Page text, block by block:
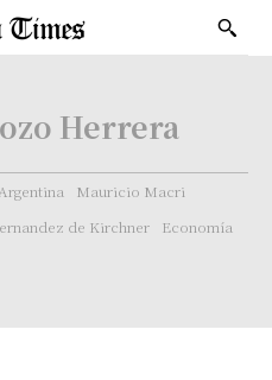
Herrera
Argentina
Mauricio Macri
de Kirchner
Economía